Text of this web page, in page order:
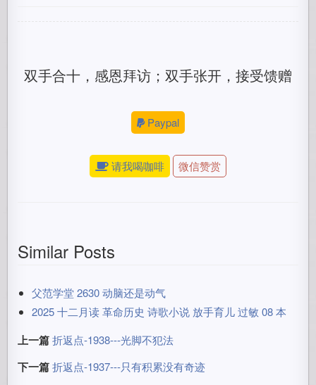
双手合十，感恩拜访；双手张开，接受馈赠
Paypal
请我喝咖啡 微信赞赏
Similar Posts
父范学堂 2630 动脑还是动气
2025 十二月读 革命历史 诗歌小说 放手育儿 过敏 08 本
上一篇 折返点-1938---光脚不犯法
下一篇 折返点-1937---只有积累没有奇迹